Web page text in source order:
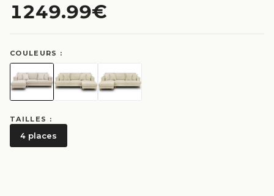
1249.99€
COULEURS :
TAILLES :
4 places